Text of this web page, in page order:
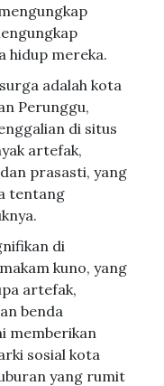
hidup mereka.
adalah kota
Perunggu,
di situs
artefak,
prasasti, yang
tentang
di
kuno, yang
artefak,
benda
memberikan
sosial kota
yang rumit